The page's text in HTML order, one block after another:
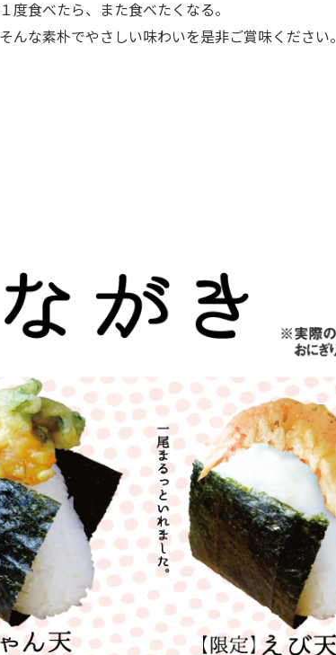
１度食べたら、また食べたくなる。
そんな素朴でやさしい味わいを是非ご賞味ください。